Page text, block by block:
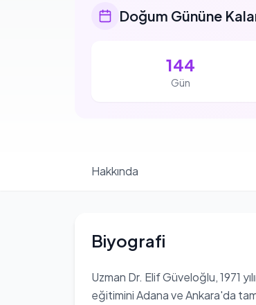
Doğum Gününe
144
Gün
Hakkında
Biyografi
Uzman Dr. Elif Güveloğlu, 1971
eğitimini Adana ve Ankara'da